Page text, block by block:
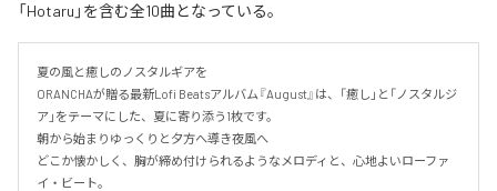
「Hotaru」を含む全10曲となっている。
夏の風と癒しのノスタルギアを
ORANCHAが贈る最新Lofi Beatsアルバム『August』は、「癒し」と「ノスタルジ
ア」をテーマにした、夏に寄り添う1枚です。
朝から始まりゆっくりと夕方へ導き夜風へ
どこか懐かしく、胸が締め付けられるようなメロディと、心地よいローファ
イ・ビート。